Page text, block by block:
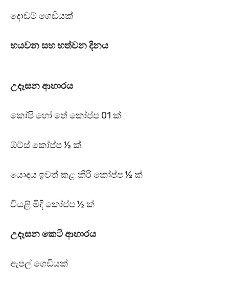
දොඩම් ගෙඩියක්
හයවන සහ හත්වන දිනය
උදෑසන ආහාරය
කෝපි හෝ තේ කෝප්ප 01 ක්
ඕට්ස් කෝප්ප ½ ක්
යොදය ඉවත් කළ කිරි කෝප්ප ½ ක්
වියළි මිදි කෝප්ප ½ ක්
උදෑසන කෙටි ආහාරය
ඇපල් ගෙඩියක්